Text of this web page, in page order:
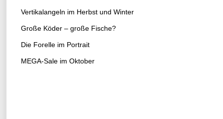
Vertikalangeln im Herbst und Winter
Große Köder – große Fische?
Die Forelle im Portrait
MEGA-Sale im Oktober